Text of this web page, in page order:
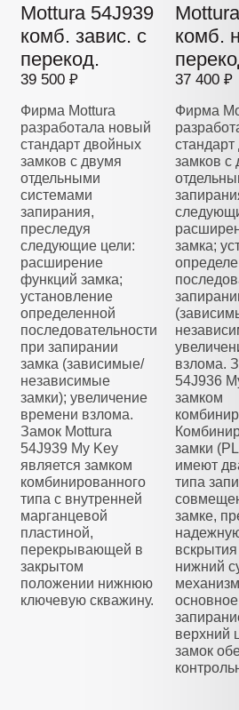
Mottura 54J939
комб. завис. с
перекод.
39 500 ₽
Фирма Mottura
разработала новый
стандарт двойных
замков с двумя
отдельными
системами
запирания,
преследуя
следующие цели:
расширение
функций замка;
установление
определенной
последовательности
при запирании
замка (зависимые/
независимые
замки); увеличение
времени взлома.
Замок Mottura
54J939 My Key
является замком
комбинированного
типа с внутренней
марганцевой
пластиной,
перекрывающей в
закрытом
положении нижнюю
ключевую скважину.
комб.
37 400 ₽
Фирма
замков с
замка;
взлома.
54J936
замком
замки
имеют
типа
замке,
нижний
верхний
замок